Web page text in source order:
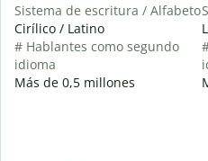
Sistema de escritura / Alfabeto
Cirílico / Latino
# Hablantes como segundo
idioma
Más de 0,5 millones